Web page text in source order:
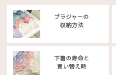
ブラジャーの
収納方法
下着の寿命と
買い替え時